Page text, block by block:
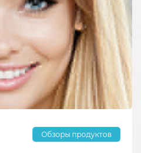
Обзоры продуктов